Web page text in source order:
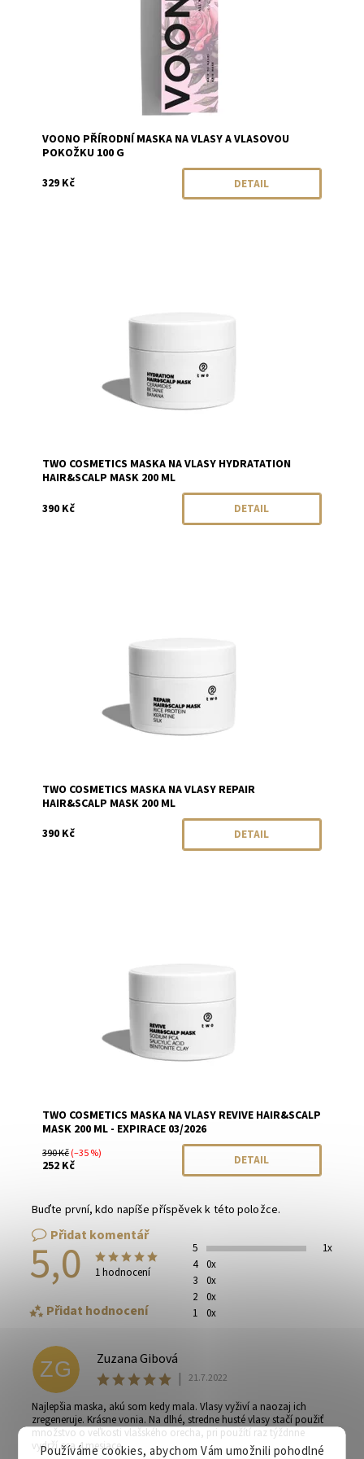
VOONO PŘÍRODNÍ MASKA NA VLASY A VLASOVOU
POKOŽKU 100 G
329 Kč
DETAIL
TWO COSMETICS MASKA NA VLASY HYDRATATION
HAIR&SCALP MASK 200 ML
390 Kč
DETAIL
TWO COSMETICS MASKA NA VLASY REPAIR
HAIR&SCALP MASK 200 ML
390 Kč
DETAIL
TWO COSMETICS MASKA NA VLASY REVIVE HAIR&SCALP
MASK 200 ML - EXPIRACE 03/2026
390 Kč(–35 %)
252 Kč DETAIL
Buďte první, kdo napíše příspěvek k této položce.
Přidat komentář
5,0 1 hodnocení
Přidat hodnocení
5
1x
4
0x
3
0x
2
0x
1
0x
ZG
Zuzana Gibová
| 21.7.2022
Najlepšia maska, akú som kedy mala. Vlasy vyživí a naozaj ich
zregeneruje. Krásne vonia. Na dlhé, stredne husté vlasy stačí použiť
množstvo o veľkosti vlašského orecha, pri použítí raz týždnne
vydrží cca 4 mesiace.
Používáme cookies, abychom Vám umožnili pohodlné